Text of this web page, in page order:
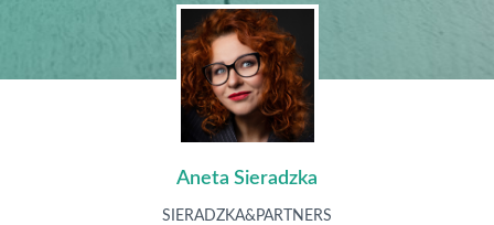
Aneta Sieradzka
SIERADZKA&PARTNERS